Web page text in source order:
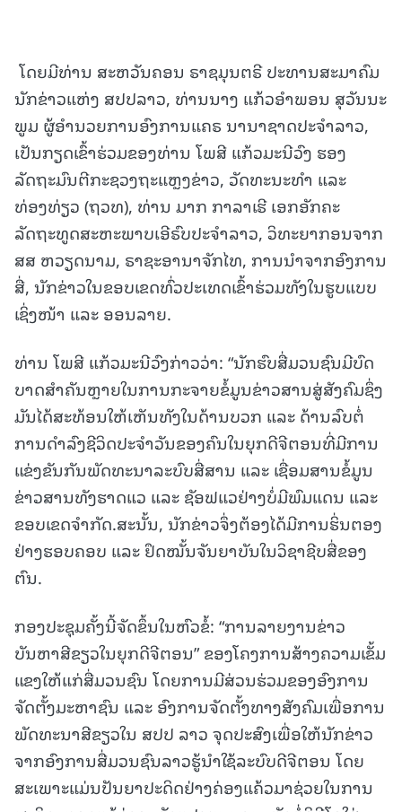
ໂດຍມີທ່ານ ສະຫວັນຄອນ ຣາຊມຸນຕຣີ ປະທານສະມາຄົມ
ນັກຂ່າວແຫ່ງ ສປປລາວ, ທ່ານນາງ ແກ້ວອຳພອນ ສຸວັນນະ
ພູມ ຜູ້ອຳນວຍການອົງການແຄຣ ນານາຊາດປະຈຳລາວ,
ເປັນກຽດເຂົ້າຮ່ວມຂອງທ່ານ ໂພສີ ແກ້ວມະນີວົງ ຮອງ
ລັດຖະມົນຕີກະຊວງຖະແຫຼງຂ່າວ, ວັດທະນະທຳ ແລະ
ທ່ອງທ່ຽວ (ຖວທ), ທ່ານ ມາກ ກາລາເຮີ ເອກອັກຄະ
ລັດຖະທູດສະຫະພາບເອີຣົບປະຈຳລາວ, ວິທະຍາກອນຈາກ
ສສ ຫວຽດນາມ, ຣາຊະອານາຈັກໄທ, ການນໍາຈາກອົງການ
ສື່, ນັກຂ່າວໃນຂອບເຂດທົ່ວປະເທດເຂົ້າຮ່ວມທັງໃນຮູບແບບ
ເຊິ່ງໜ້າ ແລະ ອອນລາຍ.
ທ່ານ ໂພສີ ແກ້ວມະນີວົງກ່າວວ່າ: “ນັກຮົບສື່ມວນຊົນມີບົດ
ບາດສໍາຄັນຫຼາຍໃນການກະຈາຍຂໍ້ມູນຂ່າວສານສູ່ສັງຄົມຊຶ່ງ
ມັນໄດ້ສະທ້ອນໃຫ້ເຫັນທັງໃນດ້ານບວກ ແລະ ດ້ານລົບຕໍ່
ການດໍາລົງຊີວິດປະຈໍາວັນຂອງຄົນໃນຍຸກດີຈີຕອນທີ່ມີການ
ແຂ່ງຂັນກັນພັດທະນາລະບົບສື່ສານ ແລະ ເຊື່ອມສານຂໍ້ມູນ
ຂ່າວສານທັງຮາດແວ ແລະ ຊັອຟແວຢ່າງບໍ່ມີພົມແດນ ແລະ
ຂອບເຂດຈໍາກັດ.ສະນັ້ນ, ນັກຂ່າວຈຶ່ງຕ້ອງໄດ້ມີການຮິ່ນຕອງ
ຢ່າງຮອບຄອບ ແລະ ຢຶດໝັ້ນຈັນຍາບັນໃນວິຊາຊີບສື່ຂອງ
ຕົນ.
ກອງປະຊຸມຄັ້ງນີ້ຈັດຂຶ້ນໃນຫົວຂໍ້: “ການລາຍງານຂ່າວ
ບັນຫາສີຂຽວໃນຍຸກດີຈີຕອນ” ຂອງໂຄງການສ້າງຄວາມເຂັ້ມ
ແຂງໃຫ້ແກ່ສື່ມວນຊົນ ໂດຍການມີສ່ວນຮ່ວມຂອງອົງການ
ຈັດຕັ້ງມະຫາຊົນ ແລະ ອົງການຈັດຕັ້ງທາງສັງຄົມເພື່ອການ
ພັດທະນາສີຂຽວໃນ ສປປ ລາວ ຈຸດປະສົງເພື່ອໃຫ້ນັກຂ່າວ
ຈາກອົງການສື່ມວນຊົນລາວຮູ້ນໍາໃຊ້ລະບົບດີຈີຕອນ ໂດຍ
ສະເພາະແມ່ນປັນຍາປະດິດຢ່າງຄ່ອງແຄ້ວມາຊ່ວຍໃນການ